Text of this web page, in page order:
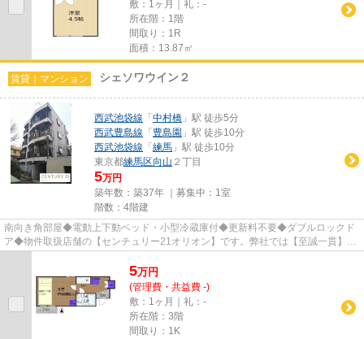
敷：1ヶ月｜礼：-
所在階：1階
間取り：1R
面積：13.87㎡
賃貸｜マンション シェソワウイン２
西武池袋線 「 中村橋 」駅 徒歩5分
西武豊島線 「 豊島園 」駅 徒歩10分
西武池袋線 「 練馬 」駅 徒歩10分
東京都練馬区向山 ２丁目
5万円
築年数：築37年 ｜募集中： 1室
階数：4階建
南向き角部屋◆電動上下動ベッド・小型冷蔵庫付◆更新料不要◆ダブルロックド
ア◆物件取扱店舗の【センチュリー21オリオン】です。弊社では【至誠一貫】を
5万円
(管理費・共益費 -)
敷：1ヶ月｜礼：-
所在階：3階
間取り：1K